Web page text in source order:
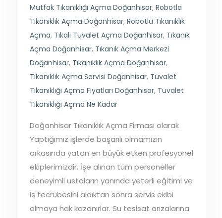
Mutfak Tıkanıklığı Açma Doğanhisar, Robotla
Tıkanıklık Açma Doğanhisar, Robotlu Tıkanıklık
Açma, Tıkalı Tuvalet Açma Doğanhisar, Tıkanık
Açma Doğanhisar, Tıkanık Açma Merkezi
Doğanhisar, Tıkanıklık Açma Doğanhisar,
Tıkanıklık Açma Servisi Doğanhisar, Tuvalet
Tıkanıklığı Açma Fiyatları Doğanhisar, Tuvalet
Tıkanıklığı Açma Ne Kadar
Doğanhisar Tıkanıklık Açma Firması olarak
Yaptığımız işlerde başarılı olmamızın
arkasında yatan en büyük etken profesyonel
ekiplerimizdir. İşe alınan tüm personeller
deneyimli ustaların yanında yeterli eğitimi ve
iş tecrübesini aldıktan sonra servis ekibi
olmaya hak kazanırlar. Su tesisat arızalarına